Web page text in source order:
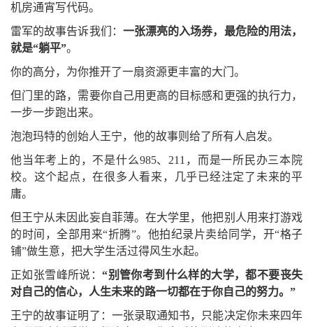
机房通宵写代码。
雷军的故事告诉我们： 一张漂亮的入场券，最危险的用法，
就是“躺平”。
你的高分，为你推开了一扇资源更丰富的大门。
但门里的路，需要你自己用更高的目标感和更强的执行力，
一步一步跑出来。
泡泡玛特的创始人王宁，他的故事则给了所有人启发。
他当年考上的，不是什么985、211，而是一所民办三本院
校。这个起点，在很多人看来，几乎已经注定了未来的平
庸。
但王宁从未因此妄自菲薄。在大学里，他把别人用来打游戏
的时间，全部用来“折腾”。他拍纪录片卖给同学，开“格子
铺”做生意，把大学生活过得风生水起。
正如张雪峰所说：“别管你考到什么样的大学，都不要丧失
对自己的信心，人生未来的路一切都在于你自己的努力。”
王宁的故事证明了：一张录取通知书，只能决定你未来四年